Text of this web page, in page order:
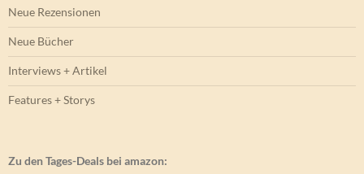
Neue Rezensionen
Neue Bücher
Interviews + Artikel
Features + Storys
Zu den Tages-Deals bei amazon: